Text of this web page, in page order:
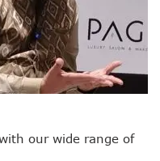
our wide range of